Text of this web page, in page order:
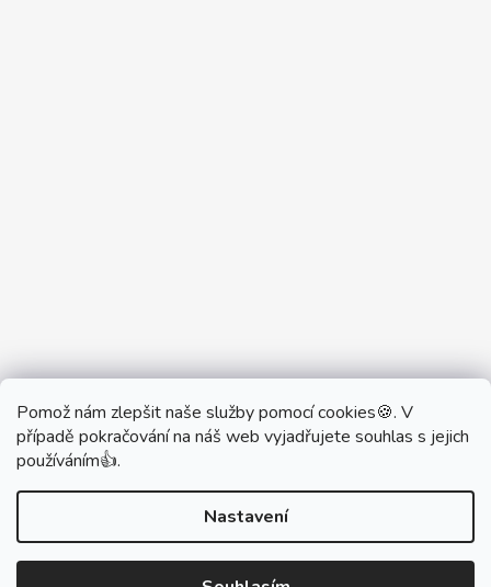
Pomož nám zlepšit naše služby pomocí cookies🍪. V
případě pokračování na náš web vyjadřujete souhlas s jejich
používáním👍.
Nastavení
Partner Showroom MONOBRAND
Partner Eshop Monobrand.online
Vytvořil Shoptet